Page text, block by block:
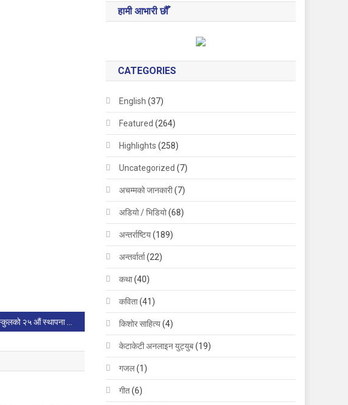
हामी आभारी छौँ
CATEGORIES
English (37)
Featured (264)
Highlights (258)
Uncategorized (7)
अचम्मको जानकारी(7)
अडियो / भिडियो(68)
अन्तर्राष्टिय(189)
अन्तर्वार्ता(22)
कथा(40)
कविता(41)
किशोर साहित्य(4)
केटाकेटी अनलाइन युट्युब(19)
गजल(1)
गीत(6)